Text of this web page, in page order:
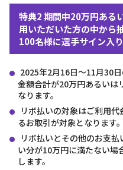
特典2 期間中20万円ある
用いただいた方の中から
100名様に選手サイン入
2025年2月16日～11月30
金額合計が20万円あるいは
なります。
リボ払いの対象はご利用
るお取引が対象となります。
リボ払いとその他のお支
い分が10万円に満たない場
します。